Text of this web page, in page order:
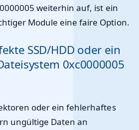
weiterhin auf, ist ein
Module eine faire Option.
SSD/HDD oder ein
0xc0000005
oder ein fehlerhaftes
ungültige Daten an